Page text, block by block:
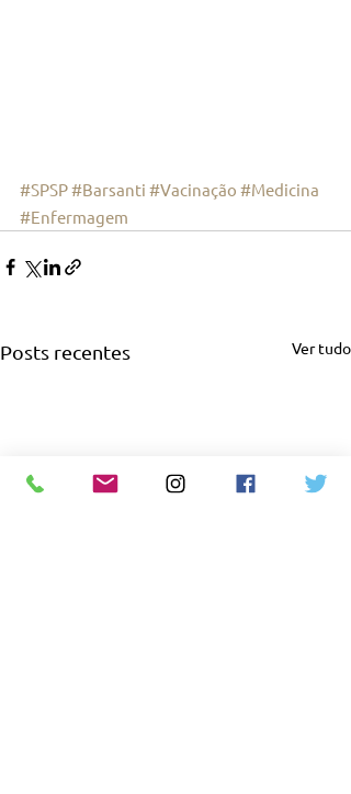
#SPSP#Barsanti #Vacinação #Medicina
#Enfermagem
Posts recentes Ver tudo